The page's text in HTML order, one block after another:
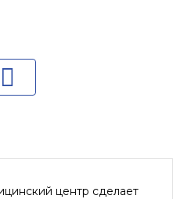
центр сделает